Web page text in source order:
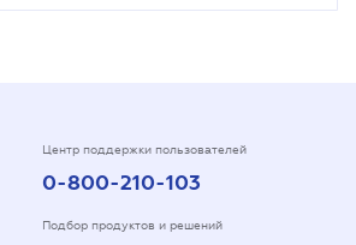
Центр поддержки пользователей
0-800-210-103
Подбор продуктов и решений